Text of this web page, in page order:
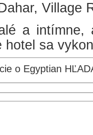
Village
a
hotel sa
o Egyptian